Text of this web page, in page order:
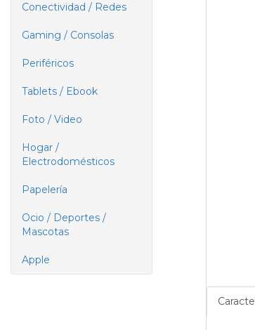
Conectividad / Redes
Gaming / Consolas
Periféricos
Tablets / Ebook
Foto / Video
Hogar /
Electrodomésticos
Papelería
Ocio / Deportes /
Mascotas
Apple